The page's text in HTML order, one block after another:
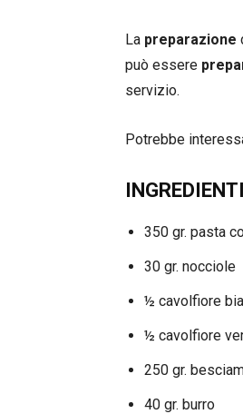
La preparazione
può essere
servizio.
Potrebbe
350 gr. pasta
30 gr. nocciole
½ cavolfiore
½ cavolfiore
250 gr.
40 gr. burro